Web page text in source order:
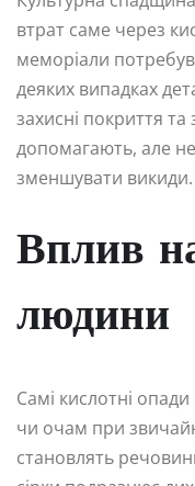
втрат саме через
меморіали
деяких випадках
захисні покриття та
допомагають, але
зменшувати викиди.
Вплив
людини
Самі кислотні
чи очам при
становлять